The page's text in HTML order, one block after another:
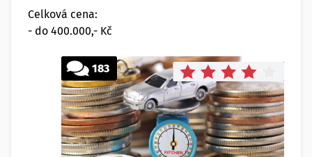
Celková cena:
- do 400.000,- Kč
183